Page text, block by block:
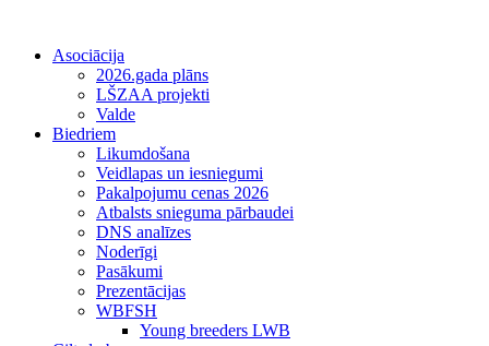
Asociācija
2026.gada plāns
LŠZAA projekti
Valde
Biedriem
Likumdošana
Veidlapas un iesniegumi
Pakalpojumu cenas 2026
Atbalsts snieguma pārbaudei
DNS analīzes
Noderīgi
Pasākumi
Prezentācijas
WBFSH
Young breeders LWB